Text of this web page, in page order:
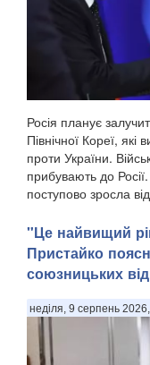
Росія планує
Північної Кореї, які
проти України.
прибувають до
поступово зросла
"Це найвищий
Пристайко
союзницьких
неділя, 9 серпень